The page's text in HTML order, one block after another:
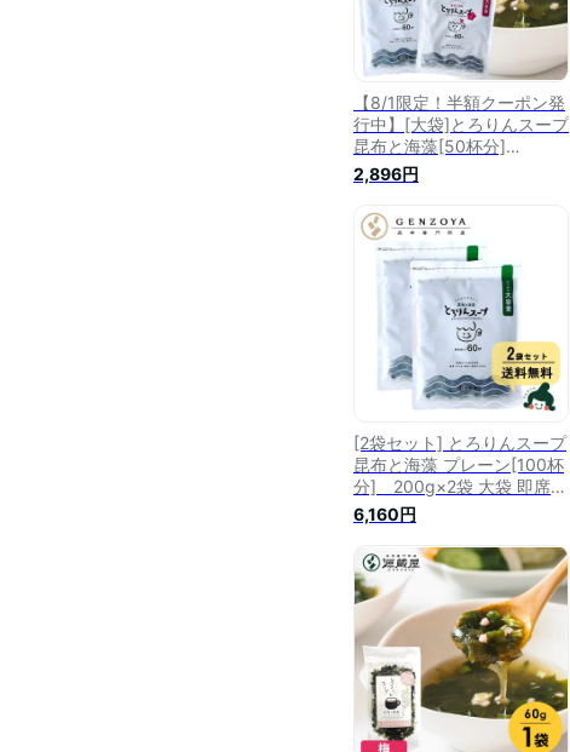
【8/1限定！半額クーポン発
行中】[大袋]とろりんスープ
昆布と海藻[50杯分]
200g×1袋 選べる2種（プレ
ーン・うめ味） 即席スープ
の素 お徳用
2,896円
[2袋セット] とろりんスープ
昆布と海藻 プレーン[100杯
分] 200g×2袋 大袋 即席ス
ープの素 お徳用
6,160円